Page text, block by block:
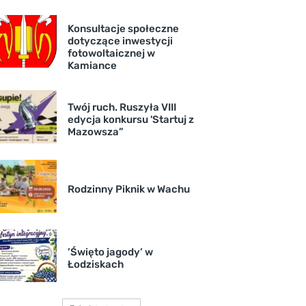
Konsultacje społeczne
dotyczące inwestycji
fotowoltaicznej w
Kamiance
Twój ruch. Ruszyła VIII
edycja konkursu 'Startuj z
Mazowsza”
Rodzinny Piknik w Wachu
’Święto jagody’ w
Łodziskach